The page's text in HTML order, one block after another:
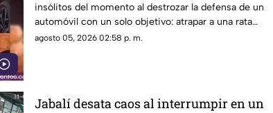
insólitos del momento al destrozar la defensa de un
automóvil con un solo objetivo: atrapar a una rata
que se había escondido dentro del vehículo
agosto 05, 2026 02:58 p. m.
Jabalí desata caos al interrumpir en un